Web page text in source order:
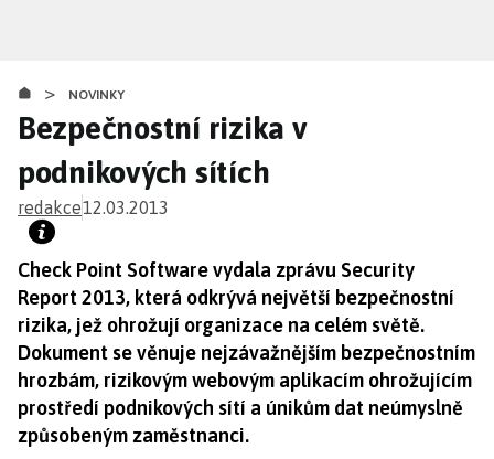
obsahu
> NOVINKY
Bezpečnostní rizika v
podnikových sítích
redakce12.03.2013
Check Point Software vydala zprávu Security
Report 2013, která odkrývá největší bezpečnostní
rizika, jež ohrožují organizace na celém světě.
Dokument se věnuje nejzávažnějším bezpečnostním
hrozbám, rizikovým webovým aplikacím ohrožujícím
prostředí podnikových sítí a únikům dat neúmyslně
způsobeným zaměstnanci.